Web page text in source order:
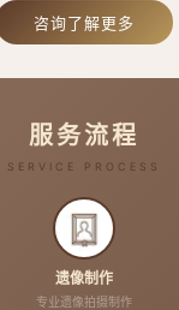
咨询了解更多
服务流程
SERVICE PROCESS
遗像制作
专业遗像拍摄制作